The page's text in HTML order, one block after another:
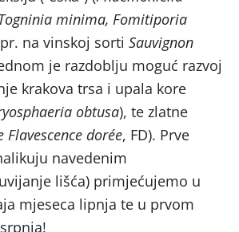
minima, Fomitiporia
na vinskoj sorti Sauvignon
je razdoblju moguć razvoj
krakova trsa i upala kore
obtusa), te zlatne
Flavescence dorée, FD). Prve
navedenim
lišća) primjećujemo u
mjeseca lipnja te u prvom